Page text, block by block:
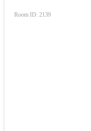
Room ID: 2139